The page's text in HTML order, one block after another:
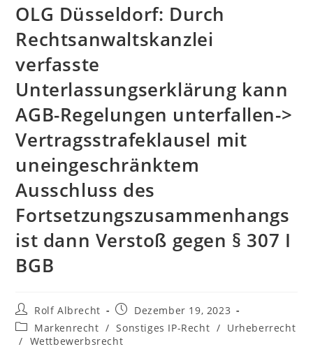
OLG Düsseldorf: Durch
Rechtsanwaltskanzlei
verfasste
Unterlassungserklärung kann
AGB-Regelungen unterfallen->
Vertragsstrafeklausel mit
uneingeschränktem
Ausschluss des
Fortsetzungszusammenhangs
ist dann Verstoß gegen § 307 I
BGB
Beitrags-
Autor:
Rolf Albrecht
Beitrag
veröffentlicht:
Dezember 19, 2023
Beitrags-
Kategorie:
Markenrecht / Sonstiges IP-Recht / Urheberrecht
/ Wettbewerbsrecht